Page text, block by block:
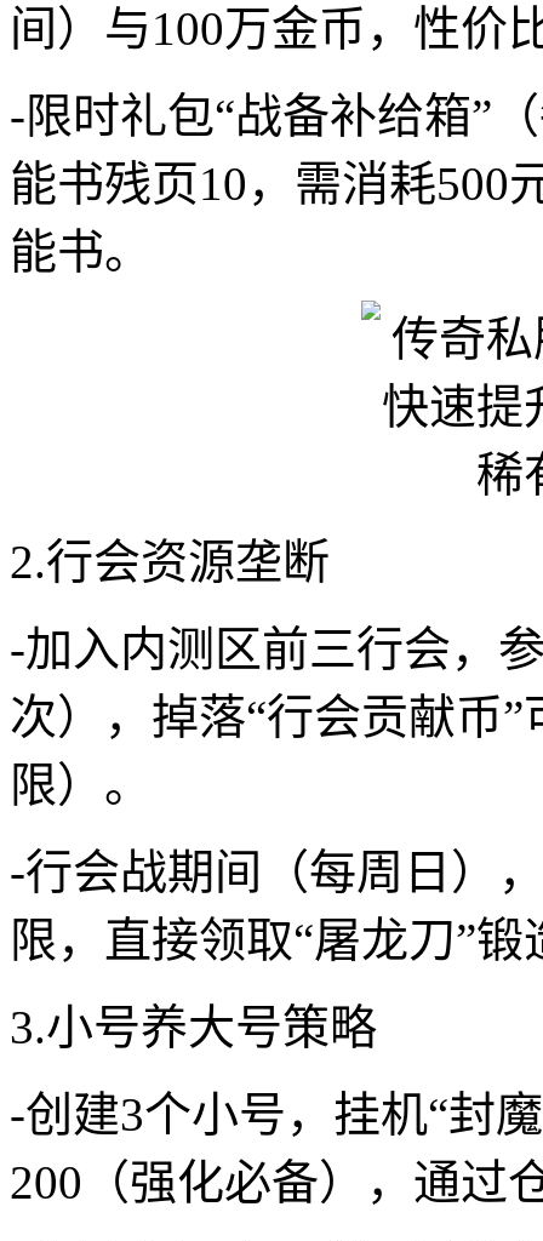
间）与100万金币，性价
-限时礼包“战备补给箱”
能书残页10，需消耗500
能书。
2.行会资源垄断
-加入内测区前三行会，
次），掉落“行会贡献币
限）。
-行会战期间（每周日）
限，直接领取“屠龙刀”锻
3.小号养大号策略
-创建3个小号，挂机“封
200（强化必备），通过